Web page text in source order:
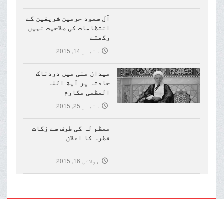
آل سعود حرمین شریفین کے
انتظامات کی صلاحیت نہیں
رکھتے
ستمبر 14, 2015
میدان منی میں دردناک
حادثہ پر آیة اللہ
العظمی مکارم
شیرازی(مدظلہ)کا تعزیتی
پیغام
ستمبر 25, 2015
معظم لہ کی طرف سے زکات
فطرہ کا اعلان
جولائی 16, 2015